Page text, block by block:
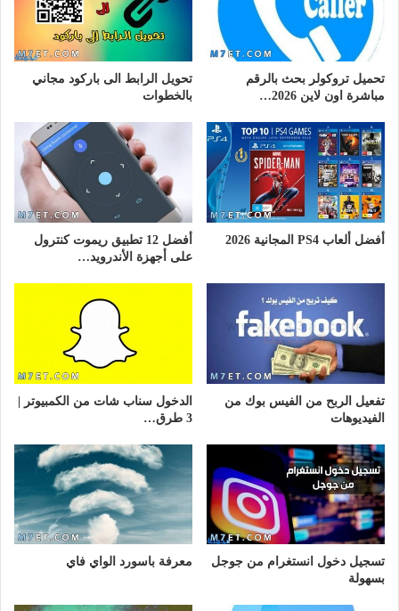
تحميل تروكولر بحث بالرقم
مباشرة اون لاين 2026…
تحويل الرابط الى باركود مجاني
بالخطوات
أفضل ألعاب PS4 المجانية 2026
أفضل 12 تطبيق ريموت كنترول
على أجهزة الأندرويد…
تفعيل الربح من الفيس بوك من
الفيديوهات
الدخول سناب شات من الكمبيوتر |
3 طرق…
تسجيل دخول انستغرام من جوجل
بسهولة
معرفة باسورد الواي فاي